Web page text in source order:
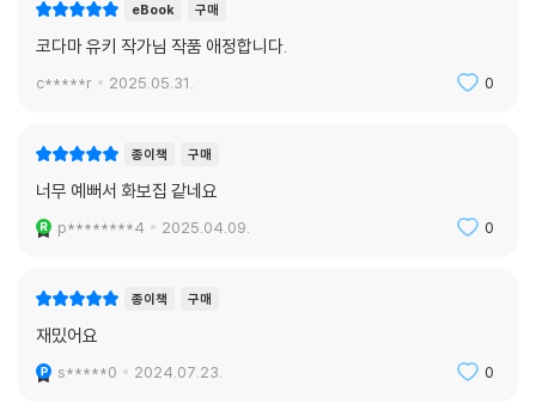
eBook 구매
코다마 유키 작가님 작품 애정합니다.
c*****r 2025.05.31. 0
종이책 구매
너무 예뻐서 화보집 같네요
p********4 2025.04.09. 0
종이책 구매
재밌어요
s*****0 2024.07.23. 0